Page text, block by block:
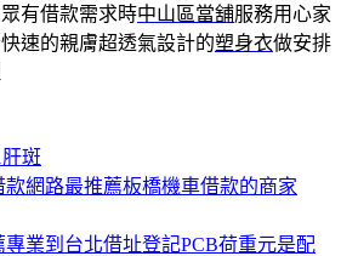
有借款需求時中山區當舖服務用心家
速的親膚超透氣設計的塑身衣做安排
類
肝斑
款網路最推薦板橋機車借款的商家
專業到台北借址登記PCB荷重元是配